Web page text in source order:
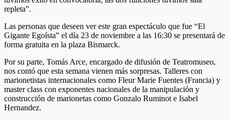
repleta”.
Las personas que deseen ver este gran espectáculo que fue “El
Gigante Egoísta” el día 23 de noviembre a las 16:30 se presentará de
forma gratuita en la plaza Bismarck.
Por su parte, Tomás Arce, encargado de difusión de Teatromuseo,
nos contó que esta semana vienen más sorpresas. Talleres con
marionetistas internacionales como Fleur Marie Fuentes (Francia) y
master class con exponentes nacionales de la manipulación y
construcción de marionetas como Gonzalo Ruminot e Isabel
Hernandez.